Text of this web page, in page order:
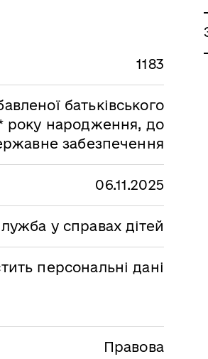
1183
батьківського
року народження, до
забезпечення
06.11.2025
у справах дітей
персональні дані
Правова